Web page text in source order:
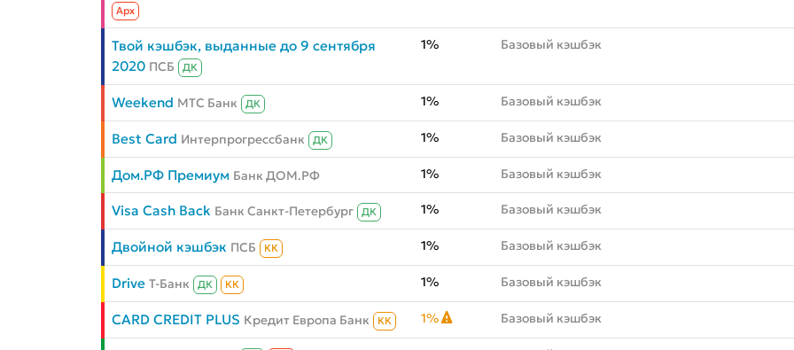
Aрх
Твой кэшбэк, выданные до 9 сентября
2020 ПСБ ДК
1% Базовый кэшбэк
Weekend МТС Банк ДК 1% Базовый кэшбэк
Best Card Интерпрогрессбанк ДК 1% Базовый кэшбэк
Дом.РФ Премиум Банк ДОМ.РФ 1% Базовый кэшбэк
Visa Cash Back Банк Санкт-Петербург ДК 1% Базовый кэшбэк
Двойной кэшбэк ПСБ КК 1% Базовый кэшбэк
Drive Т-Банк ДК КК 1% Базовый кэшбэк
CARD CREDIT PLUS Кредит Европа Банк КК 1% Базовый кэшбэк